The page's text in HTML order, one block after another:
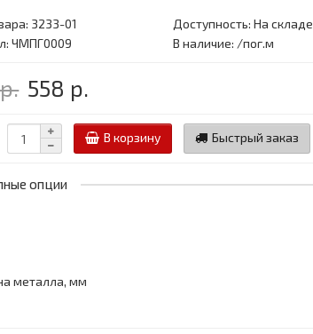
3233-01
Доступность: На складе
ЧМПГ0009
В наличие: /пог.м
558 р.
В корзину Быстрый заказ
опции
металла, мм